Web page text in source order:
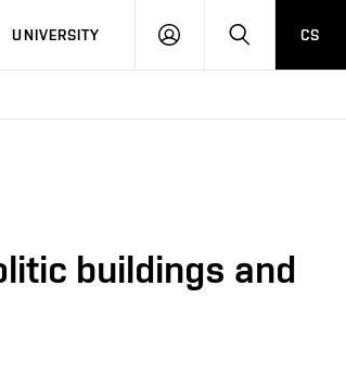
UNIVERSITY
LOG
SEARCHCS
buildings and